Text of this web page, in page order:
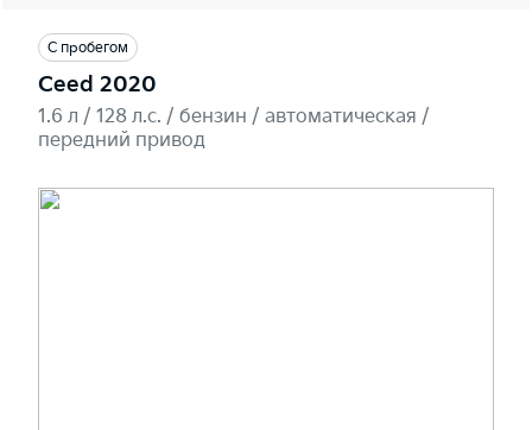
С пробегом
Ceed 2020
1.6 л / 128 л.c. / бензин / автоматическая /
передний привод